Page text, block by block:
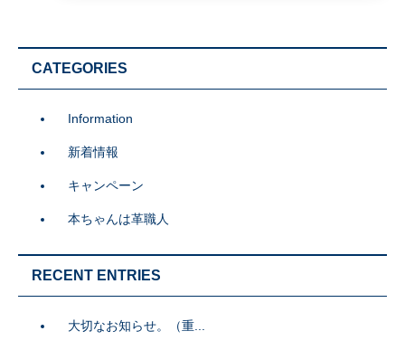
CATEGORIES
Information
新着情報
キャンペーン
本ちゃんは革職人
RECENT ENTRIES
大切なお知らせ。（重...